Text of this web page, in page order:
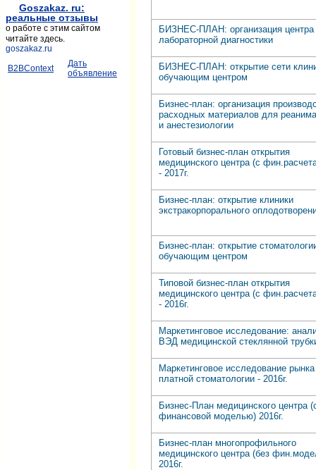
БИЗНЕС-ПЛАН: организация центра
лабораторной диагностики
БИЗНЕС-ПЛАН: открытие сети
обучающим центром
Бизнес-план: организация
расходных материалов для
и анестезиологии
Готовый бизнес-план открытия
медицинского центра (с
- 2017г.
Бизнес-план: открытие клиники
экстракорпорального
Бизнес-план: открытие
обучающим центром
Типовой бизнес-план открытия
медицинского центра (с
- 2016г.
Маркетинговое исследование:
ВЭД медицинской стеклянной
Маркетинговое исследование рынка
платной стоматологии - 2016г.
Бизнес-План медицинского центра
финансовой моделью) 2016г.
Бизнес-план многопрофильного
медицинского центра (без
2016г.
Goszakaz. ru:
реальные отзывы
о работе с этим сайтом
читайте здесь.
goszakaz.ru
B2BContext
Дать
объявление